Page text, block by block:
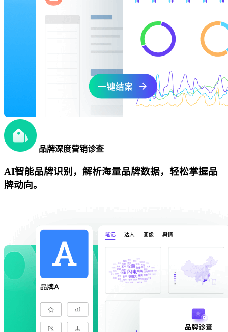
品牌深度营销诊查
AI智能品牌识别，解析海量品牌数据，轻松掌握品
牌动向。